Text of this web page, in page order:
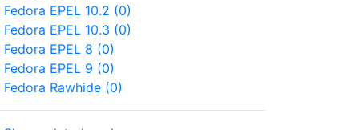
Fedora EPEL 10.2 (0)
Fedora EPEL 10.3 (0)
Fedora EPEL 8 (0)
Fedora EPEL 9 (0)
Fedora Rawhide (0)